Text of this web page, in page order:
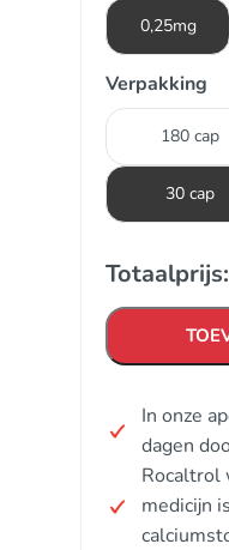
0,25mg
Verpakking
180 cap
30 cap
Totaalprijs:
In onze
dagen
Rocaltrol
medicijn